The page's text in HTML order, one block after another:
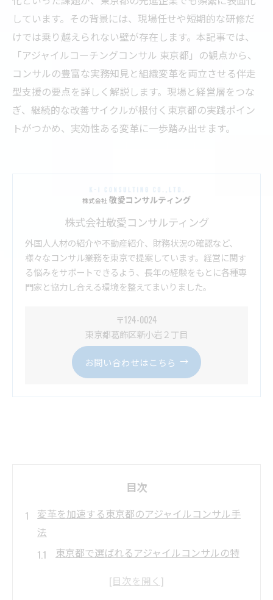
しています。その背景には、現場任せや短期的な研修だ
けでは乗り越えられない壁が存在します。本記事では、
「アジャイルコーチングコンサル 東京都」の観点から、
コンサルの豊富な実務知見と組織変革を両立させる伴走
型支援の要点を詳しく解説します。現場と経営層をつな
ぎ、継続的な改善サイクルが根付く東京都の実践ポイン
トがつかめ、実効性ある変革に一歩踏み出せます。
株式会社敬愛コンサルティング
外国人人材の紹介や不動産紹介、財務状況の確認など、
様々なコンサル業務を東京で提案しています。経営に関す
る悩みをサポートできるよう、長年の経験をもとに各種専
門家と協力し合える環境を整えてまいりました。
〒124-0024
東京都葛飾区新小岩２丁目
お問い合わせはこちら
目次
変革を加速する東京都のアジャイルコンサル手
法
東京都で選ばれるアジャイルコンサルの特
コンサル視点で見る変革推進の具体的プロ